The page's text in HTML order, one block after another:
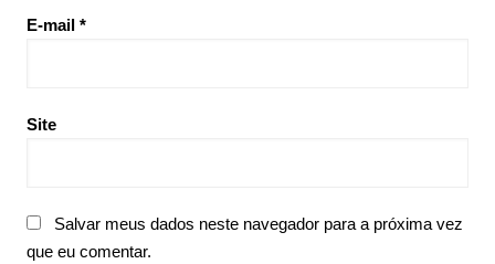
E-mail *
Site
Salvar meus dados neste navegador para a próxima vez
que eu comentar.